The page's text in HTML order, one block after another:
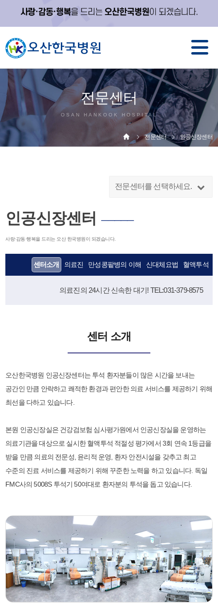
전문센터
OSAN HANKOOK HOSPITAL
전문센터 인공신장센터
전문센터를 선택하세요.
인공신장센터 ─────
사랑·감동·행복을 드리는 오산 한국병원이 되겠습니다.
센터소개 의료진 만성콩팥병의 이해 신대체요법 혈액투석
의료진의 24시간 신속한 대기! TEL:031-379-8575
센터 소개
오산한국병원 인공신장센터는 투석 환자분들이 많은 시간을 보내는
공간인 만큼 안락하고 쾌적한 환경과 편안한 의료 서비스를 제공하기 위해
최선을 다하고 있습니다.
본원 인공신장실은 건강검보험 심사평가원에서 인공신장실을 운영하는
의료기관을 대상으로 실시한 혈액투석 적절성 평가에서 3회 연속 1등급을
받을 만큼 의료의 전문성, 윤리적 운영, 환자 안전시설을 갖추고 최고
수준의 진료 서비스를 제공하기 위해 꾸준한 노력을 하고 있습니다. 독일
FMC사의 5008S 투석기 50여대로 환자분의 투석을 돕고 있습니다.